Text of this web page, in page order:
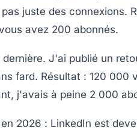
juste des connexions.
avez 200 abonnés.
J'ai publié un
fard. Résultat : 120
j'avais à peine 2 000
2026 : LinkedIn est